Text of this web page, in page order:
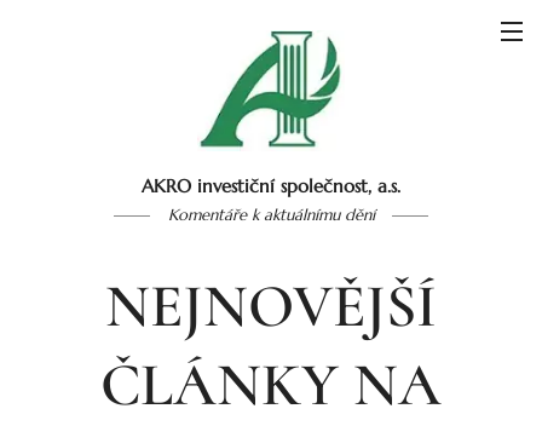
AKRO investiční společnost, a.s.
Komentáře k aktuálnímu dění
NEJNOVĚJŠÍ
ČLÁNKY NA